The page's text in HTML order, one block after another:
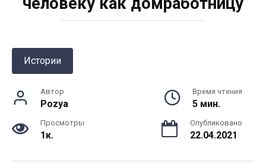
Истории
Автор
Pozya
Время чтения
5 мин.
Просмотры
1к.
Опубликовано
22.04.2021